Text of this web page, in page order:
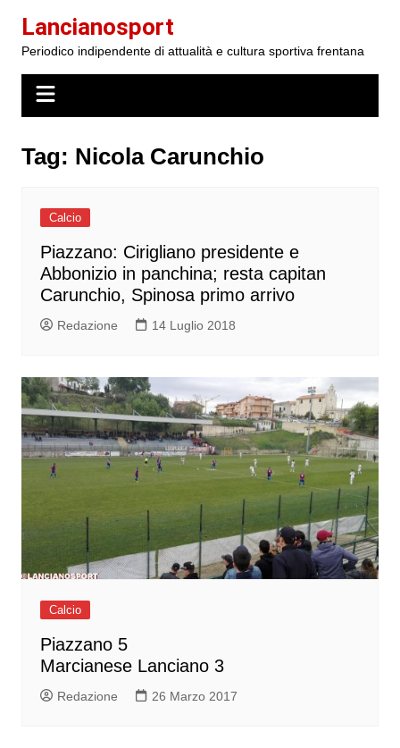
contenuto
Lancianosport
Periodico indipendente di attualità e cultura sportiva frentana
Tag: Nicola Carunchio
Calcio
Piazzano: Cirigliano presidente e
Abbonizio in panchina; resta capitan
Carunchio, Spinosa primo arrivo
Redazione 14 Luglio 2018
Calcio
Piazzano 5
Marcianese Lanciano 3
Redazione 26 Marzo 2017